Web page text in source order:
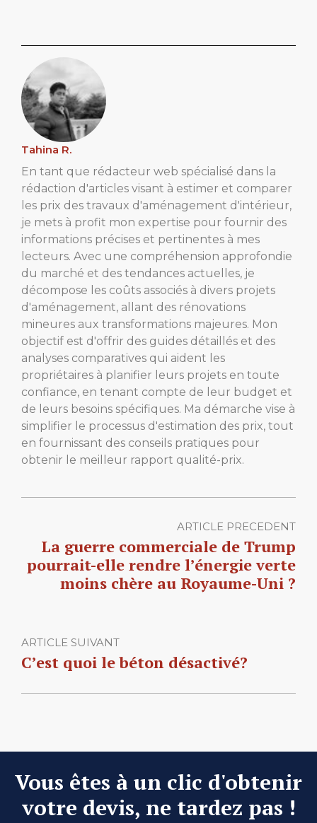
Tahina R.
En tant que rédacteur web spécialisé dans la
rédaction d'articles visant à estimer et comparer
les prix des travaux d'aménagement d'intérieur,
je mets à profit mon expertise pour fournir des
informations précises et pertinentes à mes
lecteurs. Avec une compréhension approfondie
du marché et des tendances actuelles, je
décompose les coûts associés à divers projets
d'aménagement, allant des rénovations
mineures aux transformations majeures. Mon
objectif est d'offrir des guides détaillés et des
analyses comparatives qui aident les
propriétaires à planifier leurs projets en toute
confiance, en tenant compte de leur budget et
de leurs besoins spécifiques. Ma démarche vise à
simplifier le processus d'estimation des prix, tout
en fournissant des conseils pratiques pour
obtenir le meilleur rapport qualité-prix.
ARTICLE PRECEDENT
La guerre commerciale de Trump
pourrait-elle rendre l’énergie verte
moins chère au Royaume-Uni ?
ARTICLE SUIVANT
C’est quoi le béton désactivé?
Vous êtes à un clic d'obtenir
votre devis, ne tardez pas !